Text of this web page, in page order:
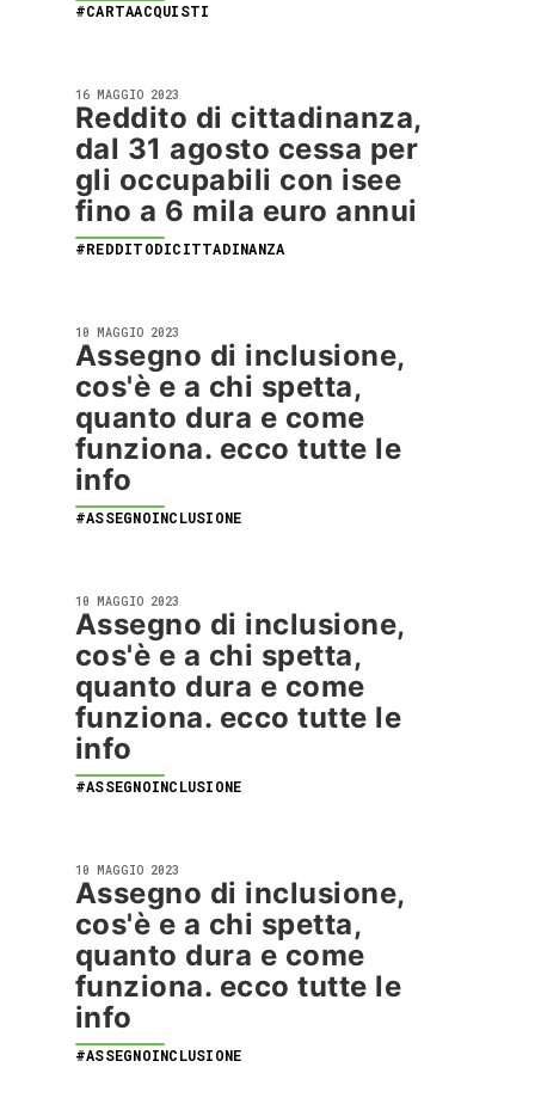
#CARTAACQUISTI
16 MAGGIO 2023
Reddito di cittadinanza,
dal 31 agosto cessa per
gli occupabili con isee
fino a 6 mila euro annui
#REDDITODICITTADINANZA
10 MAGGIO 2023
Assegno di inclusione,
cos'è e a chi spetta,
quanto dura e come
funziona. ecco tutte le
info
#ASSEGNOINCLUSIONE
10 MAGGIO 2023
Assegno di inclusione,
cos'è e a chi spetta,
quanto dura e come
funziona. ecco tutte le
info
#ASSEGNOINCLUSIONE
10 MAGGIO 2023
Assegno di inclusione,
cos'è e a chi spetta,
quanto dura e come
funziona. ecco tutte le
info
#ASSEGNOINCLUSIONE